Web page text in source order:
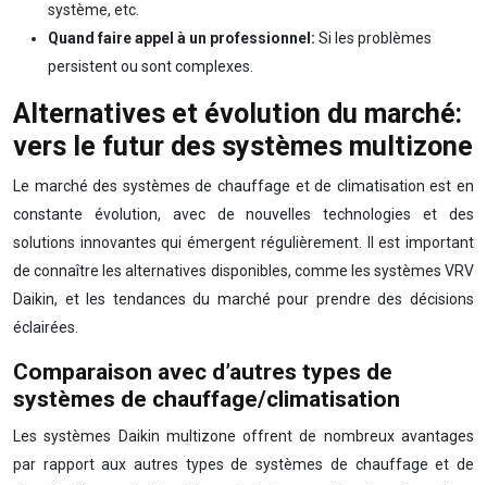
système, etc.
Quand faire appel à un professionnel: Si les problèmes
persistent ou sont complexes.
Alternatives et évolution du marché:
vers le futur des systèmes multizone
Le marché des systèmes de chauffage et de climatisation est en
constante évolution, avec de nouvelles technologies et des
solutions innovantes qui émergent régulièrement. Il est important
de connaître les alternatives disponibles, comme les systèmes VRV
Daikin, et les tendances du marché pour prendre des décisions
éclairées.
Comparaison avec d’autres types de
systèmes de chauffage/climatisation
Les systèmes Daikin multizone offrent de nombreux avantages
par rapport aux autres types de systèmes de chauffage et de